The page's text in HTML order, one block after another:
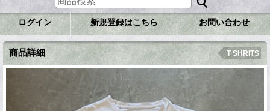
ログイン 新規登録はこちら お問い合わせ
商品詳細 T SHRITS